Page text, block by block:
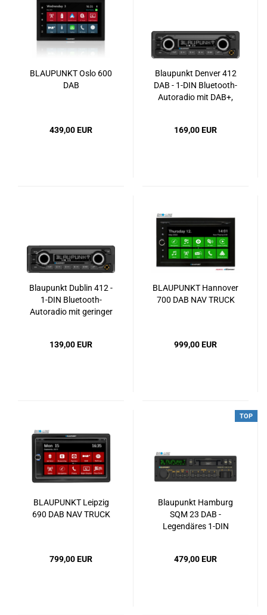
BLAUPUNKT Oslo 600
DAB
439,00 EUR
Blaupunkt Denver 412
DAB - 1-DIN Bluetooth-
Autoradio mit DAB+,
MP3
169,00 EUR
Blaupunkt Dublin 412 -
1-DIN Bluetooth-
Autoradio mit geringer
& MP3
139,00 EUR
BLAUPUNKT Hannover
700 DAB NAV TRUCK
999,00 EUR
BLAUPUNKT Leipzig
690 DAB NAV TRUCK
799,00 EUR
TOP
Blaupunkt Hamburg
SQM 23 DAB -
Legendäres 1-DIN
SD & geringer
479,00 EUR